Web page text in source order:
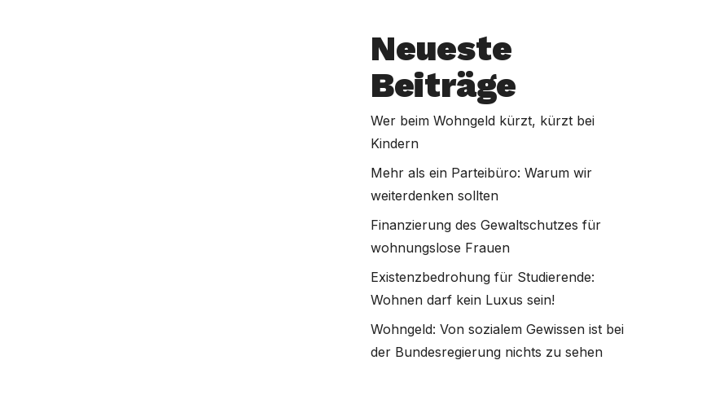
Neueste
Beiträge
Wer beim Wohngeld kürzt, kürzt bei
Kindern
Mehr als ein Parteibüro: Warum wir
weiterdenken sollten
Finanzierung des Gewaltschutzes für
wohnungslose Frauen
Existenzbedrohung für Studierende:
Wohnen darf kein Luxus sein!
Wohngeld: Von sozialem Gewissen ist bei
der Bundesregierung nichts zu sehen